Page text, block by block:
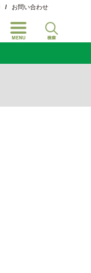
/ お問い合わせ